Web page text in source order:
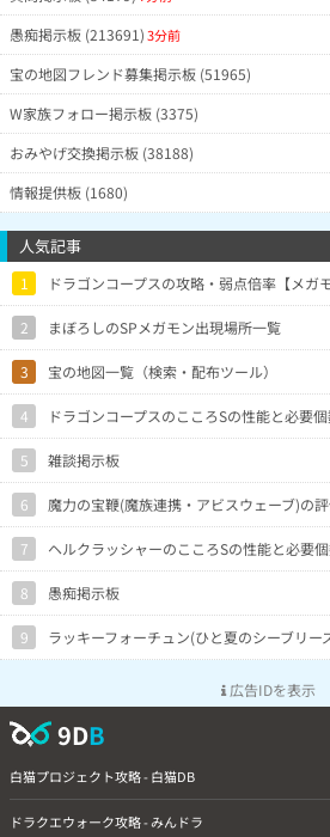
愚痴掲示板 (213691)3分前
宝の地図フレンド募集掲示板 (51965)
W家族フォロー掲示板 (3375)
おみやげ交換掲示板 (38188)
情報提供板 (1680)
人気記事
1 ドラゴンコープスの攻略・弱点倍率【メガ
2 まぼろしのSPメガモン出現場所一覧
3 宝の地図一覧（検索・配布ツール）
4 ドラゴンコープスのこころSの性能と必要
5 雑談掲示板
6 魔力の宝鞭(魔族連携・アビスウェーブ)の
7 ヘルクラッシャーのこころSの性能と必要
8 愚痴掲示板
9 ラッキーフォーチュン(ひと夏のシーブリー
広告IDを表示
9DB
白猫プロジェクト攻略 - 白猫DB
ドラクエウォーク攻略 - みんドラ